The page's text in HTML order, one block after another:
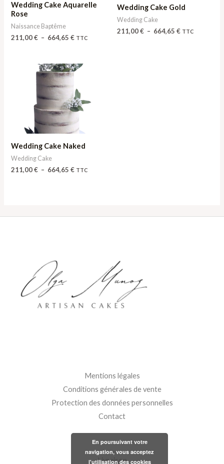
Wedding Cake Aquarelle
Rose
Naissance Baptême
211,00€ – 664,65€ TTC
Wedding Cake Gold
Wedding Cake
211,00€ – 664,65 € TTC
Wedding Cake Naked
Wedding Cake
211,00€ – 664,65€
Plage
211,00 €
à
664,65 €
TTC
Mentions légales
Conditions générales de vente
Protection des données personnelles
Contact
Livraison
En poursuivant votre
navigation, vous acceptez
l'utilisation des cookies